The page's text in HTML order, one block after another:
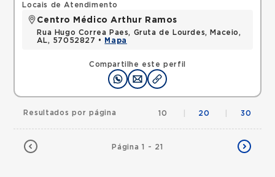
Compartilhe este perfil
Locais de Atendimento
Centro Médico Arthur Ramos
Rua Hugo Correa Paes, Gruta de Lourdes, Maceio,
AL, 57052827 •
Mapa
Página 1 - 21
Resultados por página 10 20 30